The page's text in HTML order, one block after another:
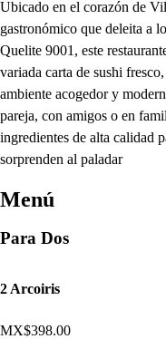
Ubicado en el corazón de
gastronómico que deleita a
Quelite 9001, este
variada carta de sushi
ambiente acogedor y
pareja, con amigos o en
ingredientes de alta calidad
sorprenden al paladar
Menú
Para Dos
2 Arcoiris
MX$398.00